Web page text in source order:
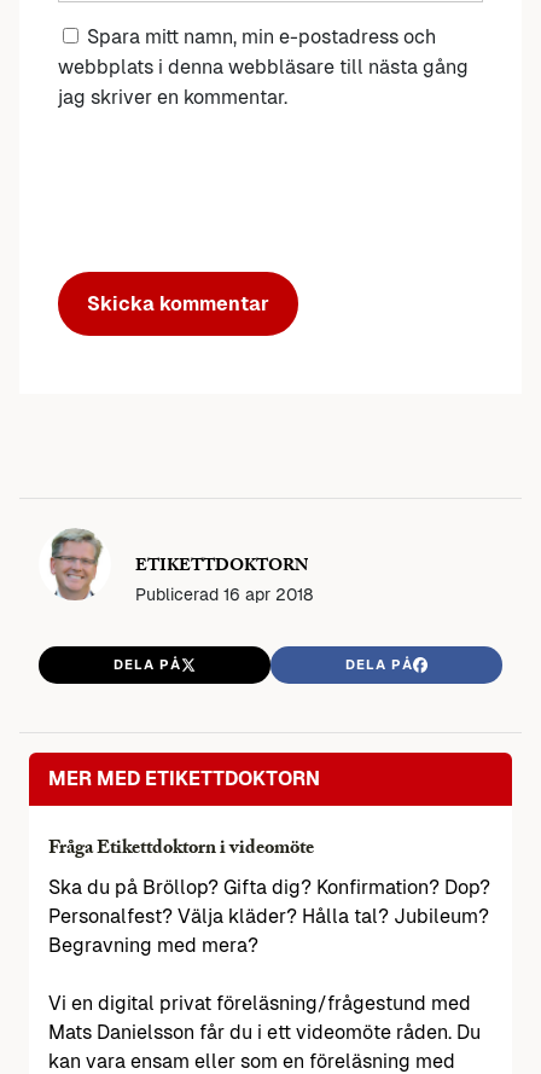
Spara mitt namn, min e-postadress och
webbplats i denna webbläsare till nästa gång
jag skriver en kommentar.
ETIKETTDOKTORN
Publicerad 16 apr 2018
DELA PÅ DELA PÅ
MER MED ETIKETTDOKTORN
Fråga Etikettdoktorn i videomöte
Ska du på Bröllop? Gifta dig? Konfirmation? Dop?
Personalfest? Välja kläder? Hålla tal? Jubileum?
Begravning med mera?
Vi en digital privat föreläsning/frågestund med
Mats Danielsson får du i ett videomöte råden. Du
kan vara ensam eller som en föreläsning med